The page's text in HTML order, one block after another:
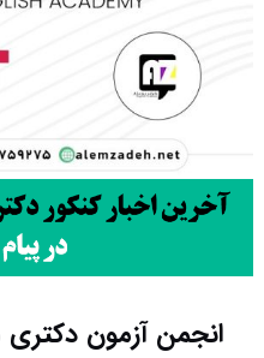
انجمن آزمون دکتری